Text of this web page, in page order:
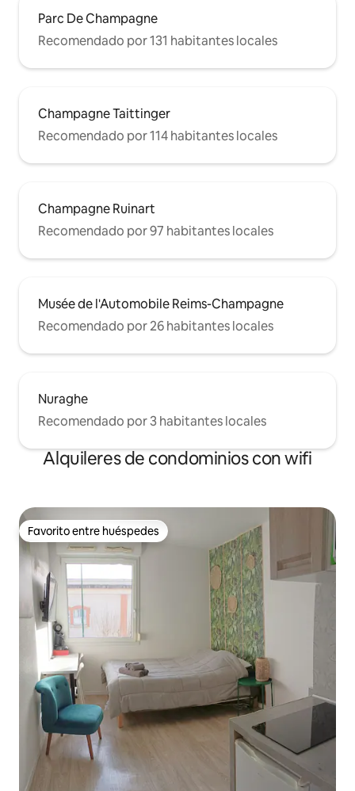
Parc De Champagne
Recomendado por 131 habitantes locales
Champagne Taittinger
Recomendado por 114 habitantes locales
Champagne Ruinart
Recomendado por 97 habitantes locales
Musée de l'Automobile Reims-Champagne
Recomendado por 26 habitantes locales
Nuraghe
Recomendado por 3 habitantes locales
Alquileres de condominios con wifi
Favorito entre huéspedes
Favorito entre huéspedes